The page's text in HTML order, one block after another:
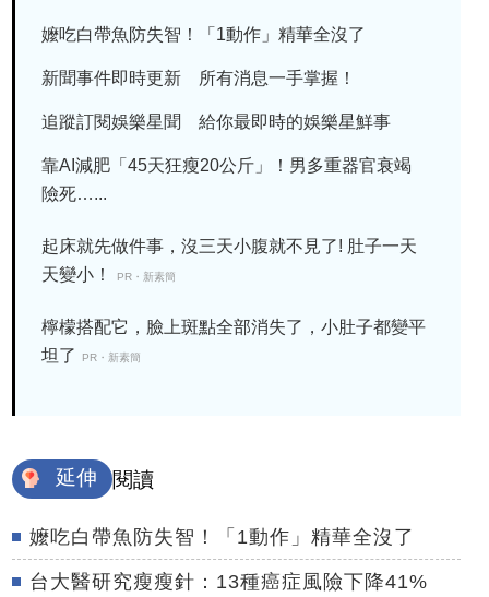
嬤吃白帶魚防失智！「1動作」精華全沒了
新聞事件即時更新 所有消息一手掌握！
追蹤訂閱娛樂星聞 給你最即時的娛樂星鮮事
靠AI減肥「45天狂瘦20公斤」！男多重器官衰竭
險死…...
起床就先做件事，沒三天小腹就不見了! 肚子一天
天變小！
PR・新素簡
檸檬搭配它，臉上斑點全部消失了，小肚子都變平
坦了
PR・新素簡
延伸 閱讀
嬤吃白帶魚防失智！「1動作」精華全沒了
台大醫研究瘦瘦針：13種癌症風險下降41%